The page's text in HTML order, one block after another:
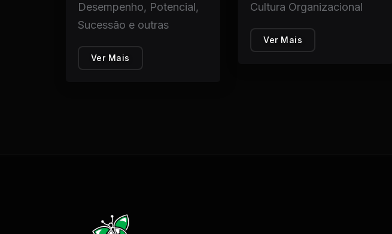
Desempenho, Potencial,
Sucessão e outras
Ver Mais
Cultura Organizacional
Ver Mais